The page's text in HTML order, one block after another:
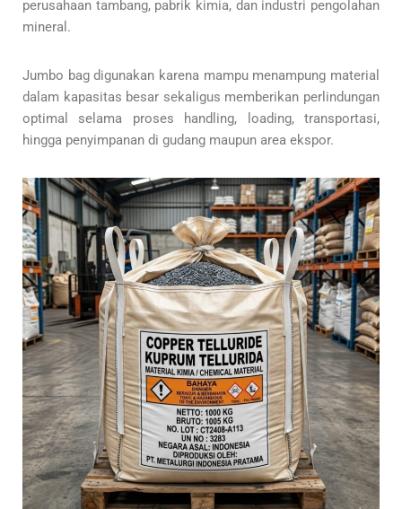
perusahaan tambang, pabrik kimia, dan industri pengolahan
mineral.
Jumbo bag digunakan karena mampu menampung material
dalam kapasitas besar sekaligus memberikan perlindungan
optimal selama proses handling, loading, transportasi,
hingga penyimpanan di gudang maupun area ekspor.